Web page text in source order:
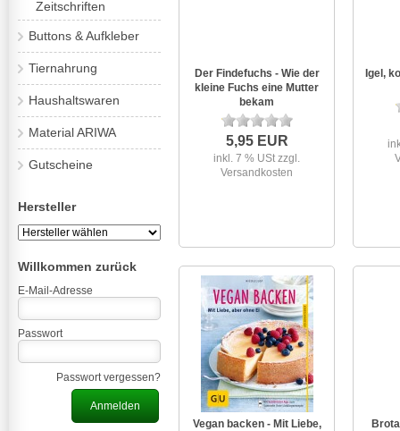
Zeitschriften
Buttons & Aufkleber
Tiernahrung
Haushaltswaren
Material ARIWA
Gutscheine
Hersteller
Willkommen zurück
E-Mail-Adresse
Passwort
Passwort vergessen?
Der Findefuchs - Wie der
kleine Fuchs eine Mutter
bekam
5,95 EUR
inkl. 7 % USt zzgl.
Versandkosten
Igel,
Vegan backen - Mit Liebe,